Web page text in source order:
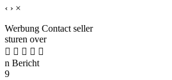
‹ › ×
Werbung Contact seller
sturen over
    
n Bericht
9